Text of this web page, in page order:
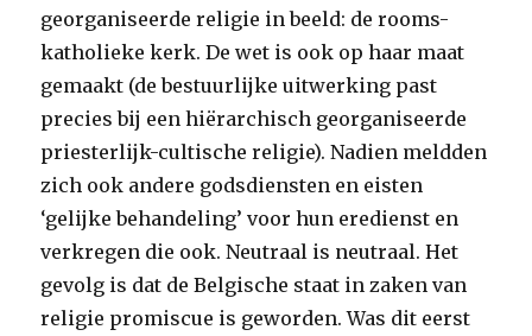
georganiseerde religie in beeld: de rooms-
katholieke kerk. De wet is ook op haar maat
gemaakt (de bestuurlijke uitwerking past
precies bij een hiërarchisch georganiseerde
priesterlijk-cultische religie). Nadien meldden
zich ook andere godsdiensten en eisten
‘gelijke behandeling’ voor hun eredienst en
verkregen die ook. Neutraal is neutraal. Het
gevolg is dat de Belgische staat in zaken van
religie promiscue is geworden. Was dit eerst